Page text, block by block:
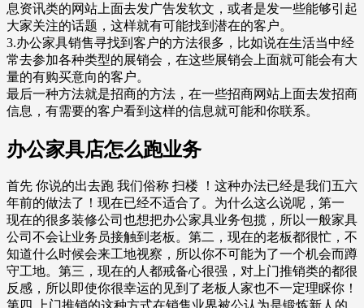
息资讯类的网站上面去发广告发软文，或者是发一些能够引起
大家关注的话题，这样就有可能找到潜在的客户。
3.办公家具销售寻找到客户的方法很多，比如说在生活当中经
常去参加各种类型的展销会，在这些展销会上面就可能会有大
量的有购买意向的客户。
最后一种方法就是招商的方法，在一些招商网站上面去发招商
信息，有需要的客户看到这样的信息就可能和你联系。
办公家具店怎么跑业务
首先 你说的出去跑 我们俗称 扫楼 ！这种办法已经是我们五六
年前的做法了！现在已经不适合了。为什么这么说呢，第一
现在的很多装修公司也想把办公家具业务包揽，所以一般家具
公司不会让业务员接触到老板。第二，现在的老板都很忙，不
知道什么时候会来工地视察，所以你不可能为了一个机会而蹲
守工地。第三，现在的人都戒备心很强，对上门推销类的都很
反感，所以即使你很幸运的见到了老板人家也不一定理睬你！